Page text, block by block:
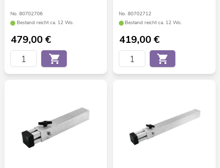
No. 80702706
Bestand reicht ca. 12 Wo.
479,00€
No. 80702712
Bestand reicht ca. 12 Wo.
419,00€